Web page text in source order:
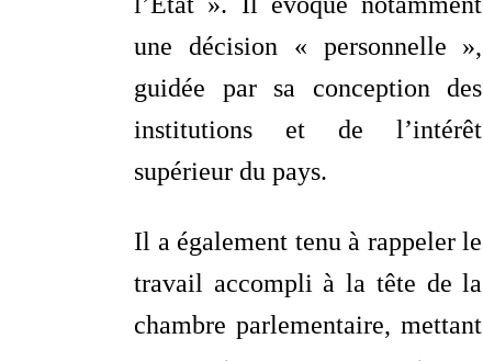
une décision « personnelle »,
guidée par sa conception des
institutions et de l’intérêt
supérieur du pays.
Il a également tenu à rappeler le
travail accompli à la tête de la
chambre parlementaire, mettant